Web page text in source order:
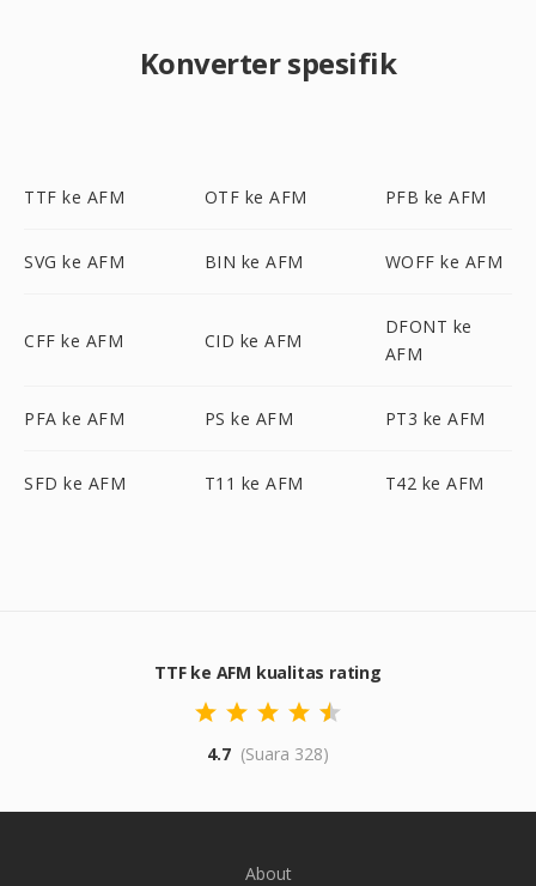
Konverter spesifik
TTF ke AFM OTF ke AFM PFB ke AFM
SVG ke AFM BIN ke AFM WOFF ke AFM
CFF ke AFM CID ke AFM
DFONT ke
AFM
PFA ke AFM PS ke AFM PT3 ke AFM
SFD ke AFM T11 ke AFM T42 ke AFM
TTF ke AFM kualitas rating
4.7 (Suara 328)
About